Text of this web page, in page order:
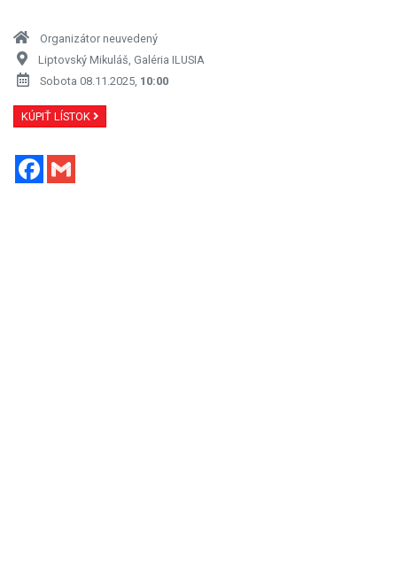
Organizátor neuvedený
Liptovský Mikuláš, Galéria ILUSIA
Sobota 08.11.2025, 10:00
KÚPIŤ LÍSTOK
Facebook